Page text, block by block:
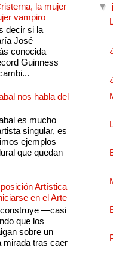
la mujer
vampiro
decir si la
José
conocida
Guinness
nos habla del
es mucho
singular, es
ejemplos
que quedan
Artística
en el Arte
construye —casi
que los
sobre un
mirada tras caer
▼